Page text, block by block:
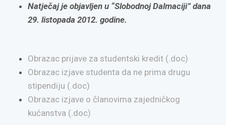
Natječaj je objavljen u “Slobodnoj Dalmaciji” dana
29. listopada 2012. godine.
Obrazac prijave za studentski kredit (.doc)
Obrazac izjave studenta da ne prima drugu
stipendiju (.doc)
Obrazac izjave o članovima zajedničkog
kućanstva (.doc)